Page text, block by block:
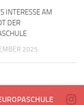
INTERESSE AM
DER
2025